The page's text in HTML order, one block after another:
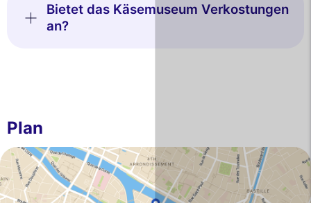
Bietet das Käsemuseum Verkostungen
an?
Plan